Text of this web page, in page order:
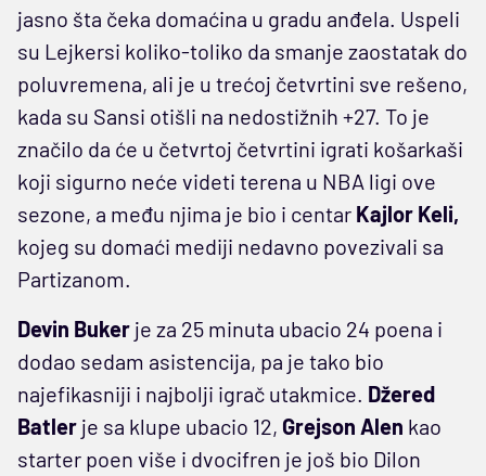
jasno šta čeka domaćina u gradu anđela. Uspeli
su Lejkersi koliko-toliko da smanje zaostatak do
poluvremena, ali je u trećoj četvrtini sve rešeno,
kada su Sansi otišli na nedostižnih +27. To je
značilo da će u četvrtoj četvrtini igrati košarkaši
koji sigurno neće videti terena u NBA ligi ove
sezone, a među njima je bio i centar Kajlor Keli,
kojeg su domaći mediji nedavno povezivali sa
Partizanom.
Devin Buker je za 25 minuta ubacio 24 poena i
dodao sedam asistencija, pa je tako bio
najefikasniji i najbolji igrač utakmice. Džered
Batler je sa klupe ubacio 12, Grejson Alen kao
starter poen više i dvocifren je još bio Dilon